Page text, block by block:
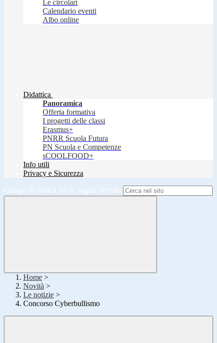
Le circolari
Calendario eventi
Albo online
Didattica
Panoramica
Offerta formativa
I progetti delle classi
Erasmus+
PNRR Scuola Futura
PN Scuola e Competenze
sCOOLFOOD+
Info utili
Privacy e Sicurezza
Campo di ricerca per le pagine del sito
Home >
Novità >
Le notizie >
Concorso Cyberbullismo